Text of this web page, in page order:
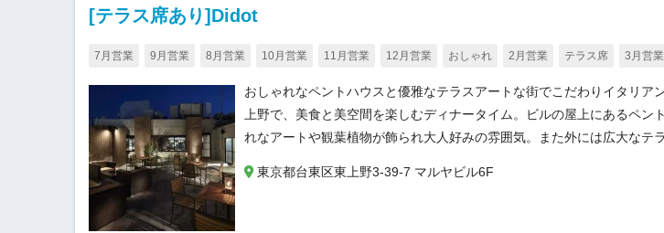
[テラス席あり]Didot
7月営業 9月営業 8月営業 10月営業 11月営業 12月営業 おしゃれ 2月営業 テラス席 3月営業
おしゃれなペントハウスと優雅なテラスアートな街でこだわりイタリア
上野で、美食と美空間を楽しむディナータイム。ビルの屋上にあるペン
れなアートや観葉植物が飾られ大人好みの雰囲気。また外には広大なテ
東京都台東区東上野3-39-7 マルヤビル6F